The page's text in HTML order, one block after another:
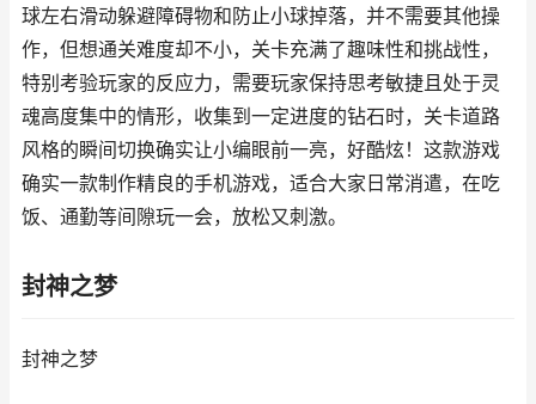
球左右滑动躲避障碍物和防止小球掉落，并不需要其他操
作，但想通关难度却不小，关卡充满了趣味性和挑战性，
特别考验玩家的反应力，需要玩家保持思考敏捷且处于灵
魂高度集中的情形，收集到一定进度的钻石时，关卡道路
风格的瞬间切换确实让小编眼前一亮，好酷炫！这款游戏
确实一款制作精良的手机游戏，适合大家日常消遣，在吃
饭、通勤等间隙玩一会，放松又刺激。
封神之梦
封神之梦